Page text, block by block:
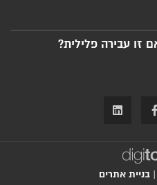
זו עבירה פלילית?
|בניית אתרים